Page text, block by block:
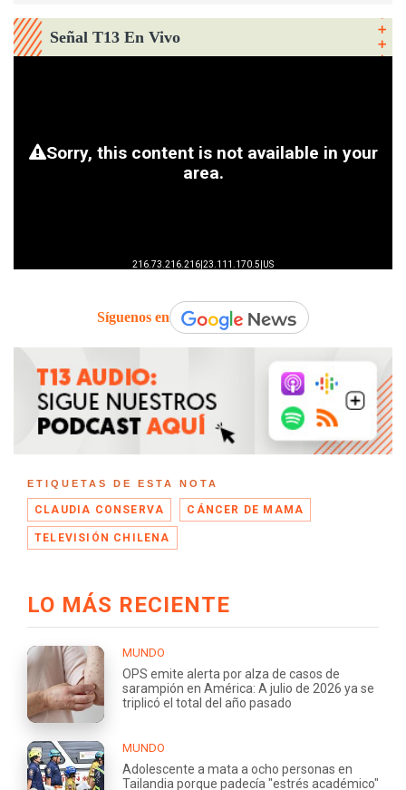
Señal T13 En Vivo
Síguenos en
ETIQUETAS DE ESTA NOTA
CLAUDIA CONSERVA CÁNCER DE MAMA
TELEVISIÓN CHILENA
LO MÁS RECIENTE
MUNDO
OPS emite alerta por alza de casos de
sarampión en América: A julio de 2026 ya se
triplicó el total del año pasado
MUNDO
Adolescente a mata a ocho personas en
Tailandia porque padecía "estrés académico"